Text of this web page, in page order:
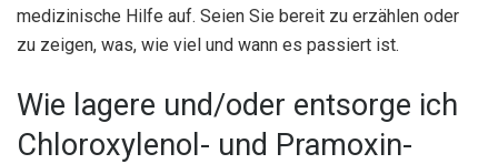
medizinische Hilfe auf. Seien Sie bereit zu erzählen oder
zu zeigen, was, wie viel und wann es passiert ist.
Wie lagere und/oder entsorge ich
Chloroxylenol- und Pramoxin-